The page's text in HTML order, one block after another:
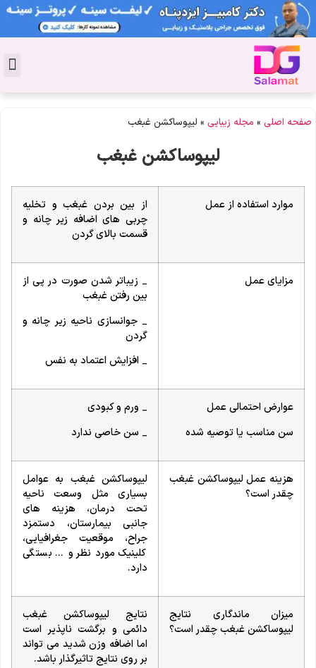
صفحه اصلی » مجله زیبایی » لیپوساکشن غبغب
لیپوساکشن غبغب
موارد استفاده از عمل
از بین بردن غبغب و تخلیه
چربی های اضافه زیر چانه و
قسمت بالای گردن
مزایای عمل
_ زیباتر شدن صورت در پی از
بین رفتن غبغب
_ جوانسازی ناحیه زیر چانه و
گردن
_ افزایش اعتماد به نفس
عوارض احتمالی عمل
سن مناسب یا توصیه شده
_ ورم و کبودی
_ سن خاصی ندارد
هزینه عمل لیپوساکشن غبغب
چقدر است؟
لیپوساکشن غبغب به عوامل
بسیاری مثل وسعت ناحیه
تحت درمان، هزینه های
جانبی بیمارستان، دستمزد
جراح، موقعیت جغرافیایی،
کلینیک مورد نظر و … بستگی
دارد.
میزان ماندگاری نتایج
لیپوساکشن غبغب چقدر است؟
نتایج لیپوساکشن غبغب
دائمی و برگشت ناپذیر است
اما اضافه وزن شدید می تواند
بر روی نتایج تاثیرگذار باشد.